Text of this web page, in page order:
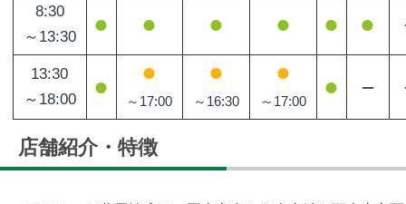
8:30
～13:30
● ● ● ● ● ●
13:30
～18:00
●
●
～17:00
●
～16:30
●
～17:00
● －
店舗紹介・特徴